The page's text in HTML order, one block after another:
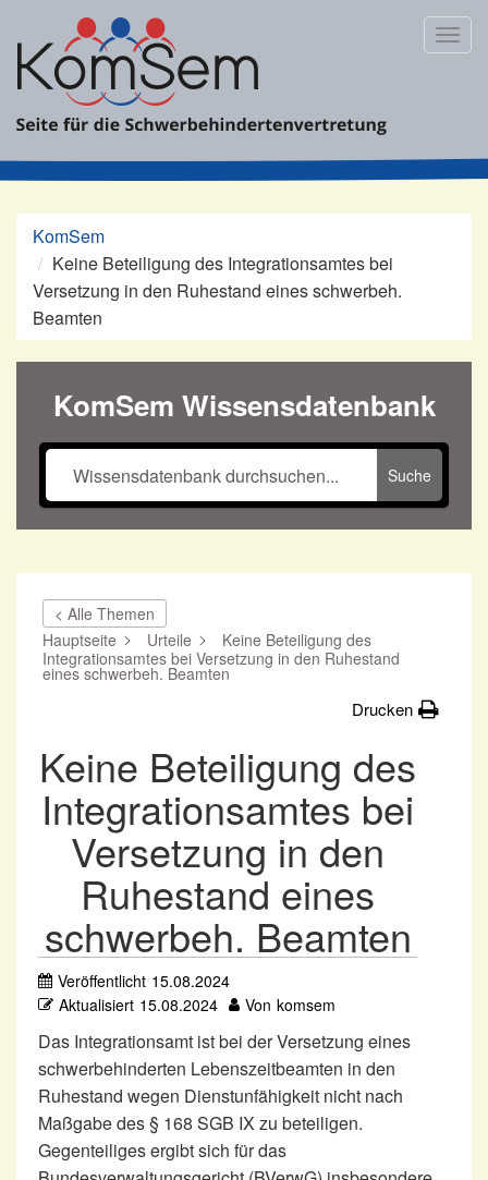
Inhalt
springen
KomSem
Keine Beteiligung des Integrationsamtes bei
Versetzung in den Ruhestand eines schwerbeh.
Beamten
KomSem Wissensdatenbank
Suche
< Alle Themen
Hauptseite
Urteile
Keine Beteiligung des
Integrationsamtes bei Versetzung in den Ruhestand
eines schwerbeh. Beamten
Drucken
Keine Beteiligung des
Integrationsamtes bei
Versetzung in den
Ruhestand eines
schwerbeh. Beamten
Veröffentlicht 15.08.2024
Aktualisiert 15.08.2024 Von komsem
Das Integrationsamt ist bei der Versetzung eines
schwerbehinderten Lebenszeitbeamten in den
Ruhestand wegen Dienstunfähigkeit nicht nach
Maßgabe des § 168 SGB IX zu beteiligen.
Gegenteiliges ergibt sich für das